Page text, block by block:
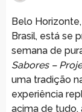
Belo
Brasil, está se
semana de
Sabores –
uma tradição
experiência
acima de tudo,